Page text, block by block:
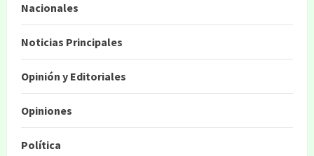
Nacionales
Noticias Principales
Opinión y Editoriales
Opiniones
Política